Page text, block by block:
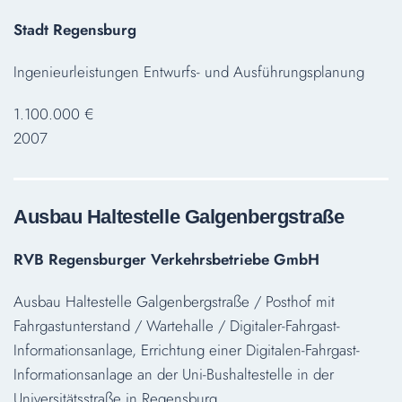
Stadt Regensburg
Ingenieurleistungen Entwurfs- und Ausführungsplanung
1.100.000 €
2007
Ausbau Haltestelle Galgenbergstraße
RVB Regensburger Verkehrsbetriebe GmbH
Ausbau Haltestelle Galgenbergstraße / Posthof mit
Fahrgastunterstand / Wartehalle / Digitaler-Fahrgast-
Informationsanlage, Errichtung einer Digitalen-Fahrgast-
Informationsanlage an der Uni-Bushaltestelle in der